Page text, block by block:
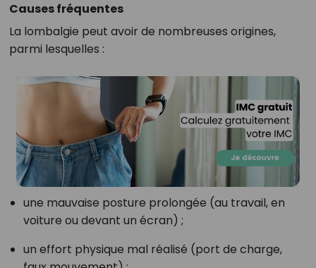
Causes fréquentes
La lombalgie peut avoir de nombreuses origines,
parmi lesquelles :
une mauvaise posture prolongée (au travail, en
voiture ou devant un écran) ;
un effort physique mal réalisé (port de charge,